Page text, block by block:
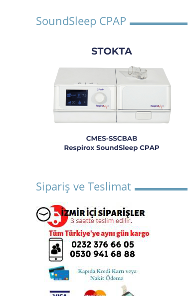
SoundSleep CPAP
Sipariş ve Teslimat